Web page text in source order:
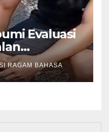
Evaluasi
yang
RAGAM BAHASA